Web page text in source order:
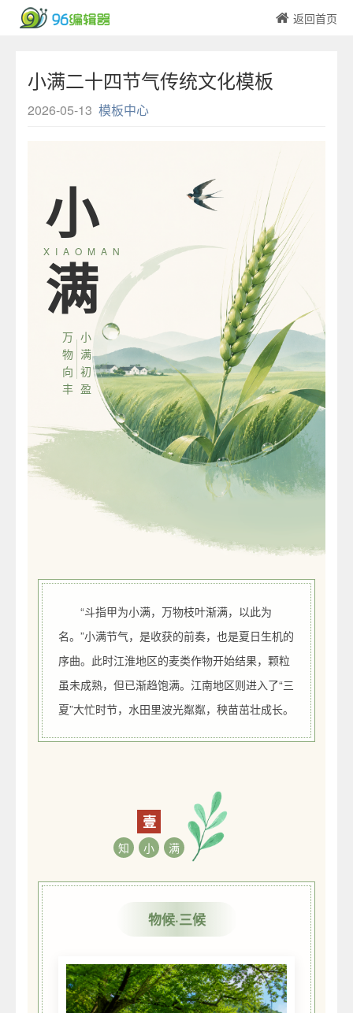
返回首页
小满二十四节气传统文化模板
2026-05-13 模板中心
小
X I A O M A N
满
小满初盈
万物向丰
“斗指甲为小满，万物枝叶渐满，以此为
名。”小满节气，是收获的前奏，也是夏日生机的
序曲。此时江淮地区的麦类作物开始结果，颗粒
虽未成熟，但已渐趋饱满。江南地区则进入了“三
夏”大忙时节，水田里波光粼粼，秧苗茁壮成长。
壹
知 小 满
物候·三候